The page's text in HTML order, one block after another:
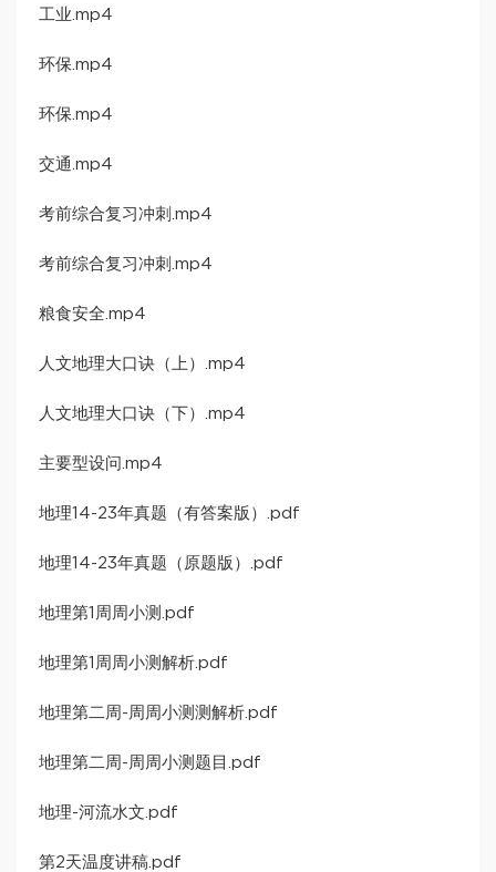
工业.mp4
环保.mp4
环保.mp4
交通.mp4
考前综合复习冲刺.mp4
考前综合复习冲刺.mp4
粮食安全.mp4
人文地理大口诀（上）.mp4
人文地理大口诀（下）.mp4
主要型设问.mp4
地理14-23年真题（有答案版）.pdf
地理14-23年真题（原题版）.pdf
地理第1周周小测.pdf
地理第1周周小测解析.pdf
地理第二周-周周小测测解析.pdf
地理第二周-周周小测题目.pdf
地理-河流水文.pdf
第2天温度讲稿.pdf